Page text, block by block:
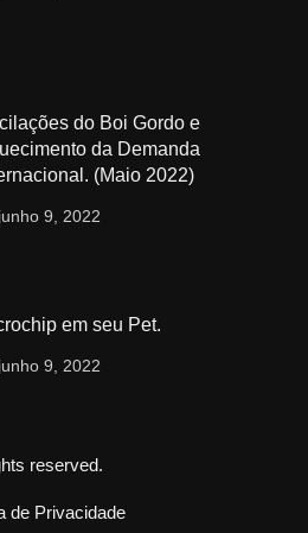
do Boi Gordo e
da Demanda
(Maio 2022)
junho 9, 2022
em seu Pet.
junho 9, 2022
reserved.
de Privacidade